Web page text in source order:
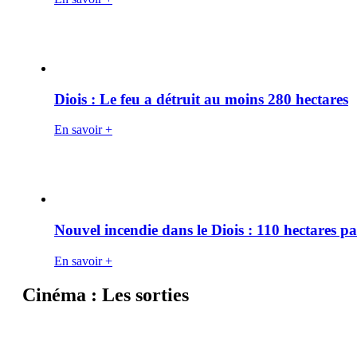
Diois : Le feu a détruit au moins 280 hectares
En savoir +
Nouvel incendie dans le Diois : 110 hectares
En savoir +
Cinéma : Les sorties